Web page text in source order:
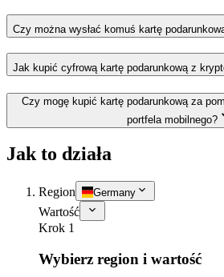
Czy można wysłać komuś kartę
Jak kupić cyfrową kartę podarunkową z
Czy mogę kupić kartę podarunkową za
portfela mobilnego?
Jak to działa
Region Germany
Wartość
Krok 1
Wybierz region i wartość